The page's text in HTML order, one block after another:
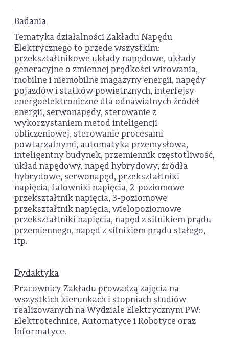
Badania
Tematyka działalności Zakładu Napędu
Elektrycznego to przede wszystkim:
przekształtnikowe układy napędowe, układy
generacyjne o zmiennej prędkości wirowania,
mobilne i niemobilne magazyny energii, napędy
pojazdów i statków powietrznych, interfejsy
energoelektroniczne dla odnawialnych źródeł
energii, serwonapędy, sterowanie z
wykorzystaniem metod inteligencji
obliczeniowej, sterowanie procesami
powtarzalnymi, automatyka przemysłowa,
inteligentny budynek, przemiennik częstotliwość,
układ napędowy, napęd hybrydowy, źródła
hybrydowe, serwonapęd, przekształtniki
napięcia, falowniki napięcia, 2-poziomowe
przekształtnik napięcia, 3-poziomowe
przekształtnik napięcia, wielopoziomowe
przekształtniki napięcia, napęd z silnikiem prądu
przemiennego, napęd z silnikiem prądu stałego,
itp.
Dydaktyka
Pracownicy Zakładu prowadzą zajęcia na
wszystkich kierunkach i stopniach studiów
realizowanych na Wydziale Elektrycznym PW:
Elektrotechnice, Automatyce i Robotyce oraz
Informatyce.